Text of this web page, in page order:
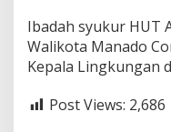
Ibadah syukur HUT
Walikota Manado
Kepala Lingkungan
Post Views: 2,686